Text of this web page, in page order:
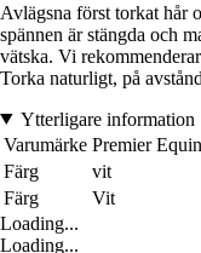
Avlägsna först torkat hår
spännen är stängda och
vätska. Vi
Torka naturligt, på
Ytterligare information
Varumärke Premier
Färg
vit
Färg
Vit
Loading...
Loading...